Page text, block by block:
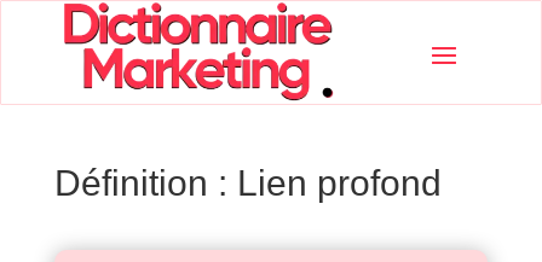
Définition : Lien profond